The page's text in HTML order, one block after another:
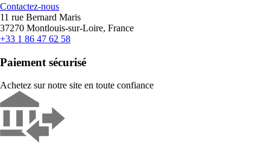
Contactez-nous
11 rue Bernard Maris
37270 Montlouis-sur-Loire, France
+33 1 86 47 62 58
Paiement sécurisé
Achetez sur notre site en toute confiance